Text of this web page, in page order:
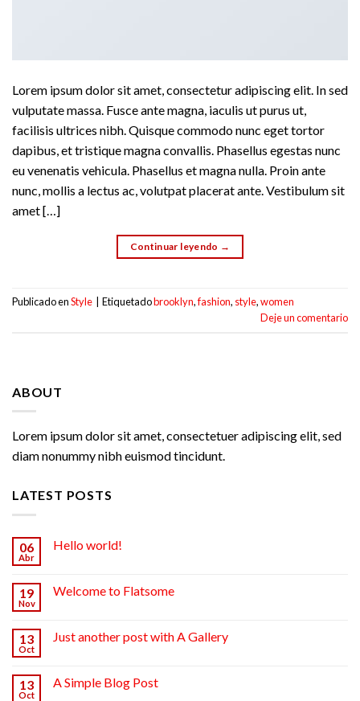
Lorem ipsum dolor sit amet, consectetur adipiscing elit. In sed
vulputate massa. Fusce ante magna, iaculis ut purus ut,
facilisis ultrices nibh. Quisque commodo nunc eget tortor
dapibus, et tristique magna convallis. Phasellus egestas nunc
eu venenatis vehicula. Phasellus et magna nulla. Proin ante
nunc, mollis a lectus ac, volutpat placerat ante. Vestibulum sit
amet […]
Continuar leyendo →
Publicado enStyle Etiquetadobrooklyn,fashion, style,women
Deje un comentario
ABOUT
Lorem ipsum dolor sit amet, consectetuer adipiscing elit, sed
diam nonummy nibh euismod tincidunt.
LATEST POSTS
06
Abr
Hello world!
19
Nov
Welcome to Flatsome
13
Oct
Just another post with A Gallery
13
Oct
A Simple Blog Post